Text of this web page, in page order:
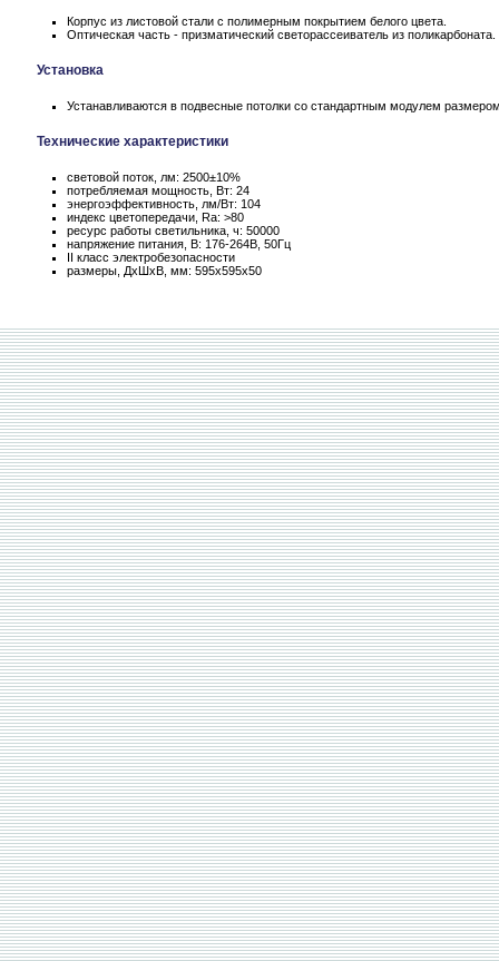
Корпус из листовой стали с полимерным покрытием белого цвета.
Оптическая часть - призматический светорассеиватель из поликарбоната.
Установка
Устанавливаются в подвесные потолки со стандартным модулем
Технические характеристики
световой поток, лм: 2500±10%
потребляемая мощность, Вт: 24
энергоэффективность, лм/Вт: 104
индекс цветопередачи, Ra: >80
ресурс работы светильника, ч: 50000
напряжение питания, В: 176-264В, 50Гц
II класс электробезопасности
размеры, ДхШхВ, мм: 595х595х50